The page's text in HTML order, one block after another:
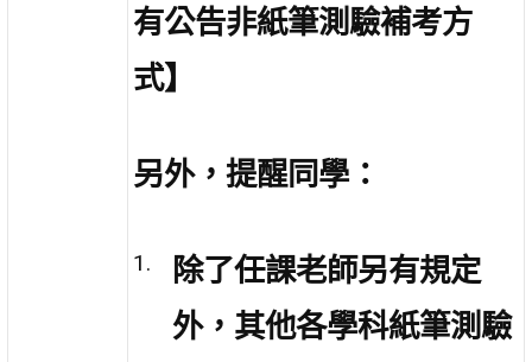
有公告非紙筆測驗補考方
式】
另外，提醒同學：
除了任課老師另有規定
外，其他各學科紙筆測驗